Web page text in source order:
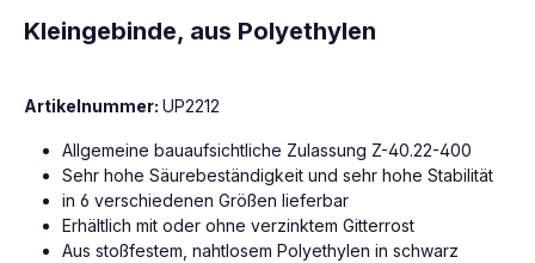
Kleingebinde, aus Polyethylen
Artikelnummer: UP2212
Allgemeine bauaufsichtliche Zulassung Z-40.22-400
Sehr hohe Säurebeständigkeit und sehr hohe Stabilität
in 6 verschiedenen Größen lieferbar
Erhältlich mit oder ohne verzinktem Gitterrost
Aus stoßfestem, nahtlosem Polyethylen in schwarz